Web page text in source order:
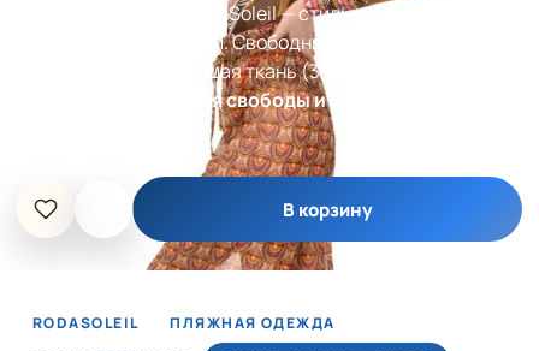
Брюки АФРИКА от RoDaSoleil — стильная пляжная
модель с UPF-защитой. Свободный крой, регулируемая
талия и быстросохнущая ткань (3-5 минут).
Folle — ваш выбор для свободы и стиля в стиле
В корзину
RODASOLEIL
ПЛЯЖНАЯ ОДЕЖДА